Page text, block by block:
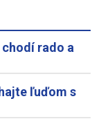
rado a
ľuďom s